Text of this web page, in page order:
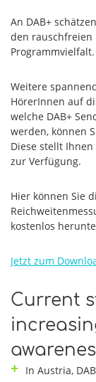
An DAB+
den rauschfreien
Programmvielfalt.
Weitere
HörerInnen auf
welche DAB+
werden, können
Diese stellt
zur Verfügung.
Hier können Sie
kostenlos
Jetzt zum
Current
In Austria,